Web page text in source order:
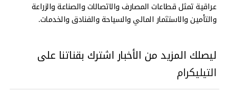
عراقية تمثل قطاعات المصارف والاتصالات والصناعة والزراعة
والتأمين والاستثمار المالي والسياحة والفنادق والخدمات.
ليصلك المزيد من الأخبار اشترك بقناتنا على
التيليكرام